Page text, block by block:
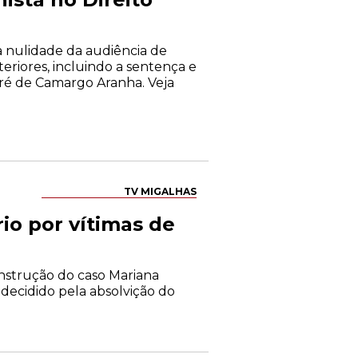
nulidade da audiência de
incluindo a sentença e
de Camargo Aranha. Veja
TV MIGALHAS
por vítimas de
do caso Mariana
pela absolvição do